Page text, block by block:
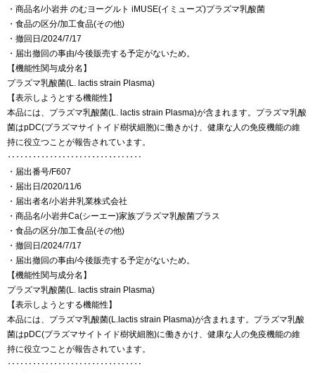
・商品名/小岩井 のむヨーグルト iMUSE(イミューズ)プラズマ乳酸菌
・食品の区分/加工食品(その他)
・撤回日/2024/7/17
・届出撤回の事由/今後販売する予定がないため。
【機能性関与成分名】
プラズマ乳酸菌(L. lactis strain Plasma)
【表示しようとする機能性】
本品には、プラズマ乳酸菌(L. lactis strain Plasma)が含まれます。プラズマ乳酸
菌はpDC(プラズマサイトイド樹状細胞)に働きかけ、健康な人の免疫機能の維
持に役立つことが報告されています。
‥‥‥‥‥‥‥‥‥‥‥‥‥‥‥‥
・届出番号/F607
・届出日/2020/11/6
・届出者名/小岩井乳業株式会社
・商品名/小岩井Ca(シーエー)家族プラズマ乳酸菌プラス
・食品の区分/加工食品(その他)
・撤回日/2024/7/17
・届出撤回の事由/今後販売する予定がないため。
【機能性関与成分名】
プラズマ乳酸菌(L. lactis strain Plasma)
【表示しようとする機能性】
本品には、プラズマ乳酸菌(L.lactis strain Plasma)が含まれます。プラズマ乳酸
菌はpDC(プラズマサイトイド樹状細胞)に働きかけ、健康な人の免疫機能の維
持に役立つことが報告されています。
‥‥‥‥‥‥‥‥‥‥‥‥‥‥‥‥